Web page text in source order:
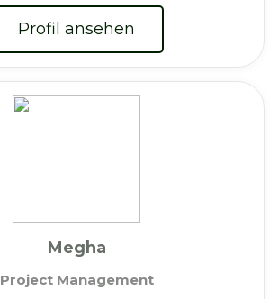
Profil ansehen
Megha
Project Management